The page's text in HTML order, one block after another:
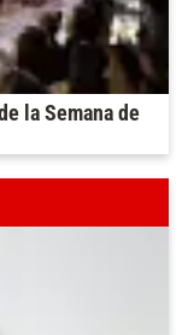
la Semana de